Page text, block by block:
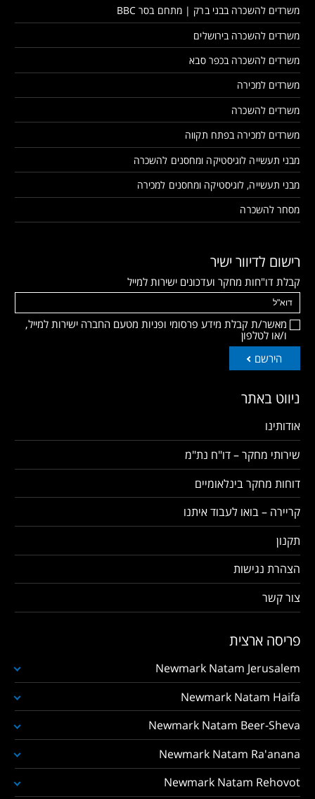
משרדים להשכרה בבני ברק | מתחם בסר BBC
משרדים להשכרה בירושלים
משרדים להשכרה בכפר סבא
משרדים למכירה
משרדים להשכרה
משרדים למכירה בפתח תקווה
מבני תעשייה לוגיסטיקה ומחסנים להשכרה
מבני תעשייה, לוגיסטיקה ומחסנים למכירה
מסחר להשכרה
רישום לדיוור ישיר
קבלת דו"חות מחקר ועדכונים ישירות למייל
מאשר/ת קבלת מידע פרסומי ופניות מטעם החברה ישירות למייל,
ו/או לטלפון
הירשם
ניווט באתר
אודותינו
שירותי מחקר – דו"ח נת"מ
דוחות מחקר בינלאומיים
קריירה – בואו לעבוד איתנו
תקנון
הצהרת נגישות
צור קשר
פריסה ארצית
Newmark Natam Jerusalem
Newmark Natam Haifa
Newmark Natam Beer-Sheva
Newmark Natam Ra'anana
Newmark Natam Rehovot